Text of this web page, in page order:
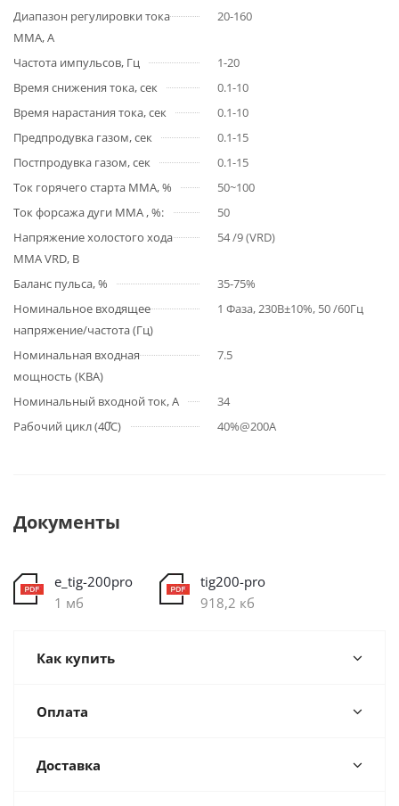
Диапазон регулировки тока
MMA, А
20-160
Частота импульсов, Гц
1-20
Время снижения тока, сек
0.1-10
Время нарастания тока, сек
0.1-10
Предпродувка газом, сек
0.1-15
Постпродувка газом, сек
0.1-15
Ток горячего старта MMA, %
50~100
Ток форсажа дуги ММА , %:
50
Напряжение холостого хода
ММА VRD, В
54 /9 (VRD)
Баланс пульса, %
35-75%
Номинальное входящее
напряжение/частота (Гц)
1 Фаза, 230В±10%, 50 /60Гц
Номинальная входная
мощность (КВА)
7.5
Номинальный входной ток, А
34
Рабочий цикл (40̊C)
40%@200A
Документы
e_tig-200pro
1 мб
tig200-pro
918,2 кб
Как купить
Оплата
Доставка